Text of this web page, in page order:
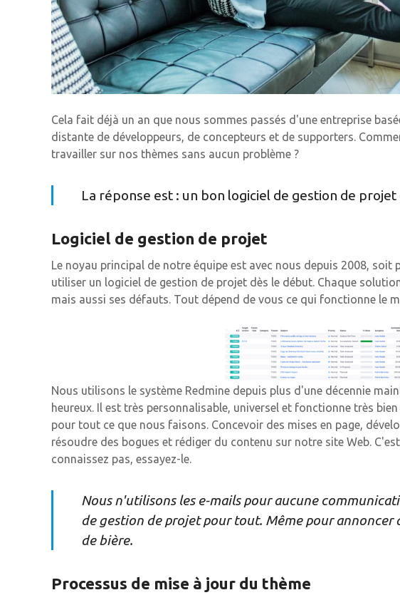
Cela fait déjà un an que nous sommes passés d'une entreprise
distante de développeurs, de concepteurs et de supporters.
travailler sur nos thèmes sans aucun problème ?
La réponse est : un bon logiciel de gestion de projet
Logiciel de gestion de projet
Le noyau principal de notre équipe est avec nous depuis 2008, soit
utiliser un logiciel de gestion de projet dès le début. Chaque
mais aussi ses défauts. Tout dépend de vous ce qui fonctionne le
Nous utilisons le système Redmine depuis plus d'une décennie
heureux. Il est très personnalisable, universel et fonctionne très
pour tout ce que nous faisons. Concevoir des mises en page,
résoudre des bogues et rédiger du contenu sur notre site Web.
connaissez pas, essayez-le.
Nous n'utilisons les e-mails pour aucune
de gestion de projet pour tout. Même pour annoncer
de bière.
Processus de mise à jour du thème